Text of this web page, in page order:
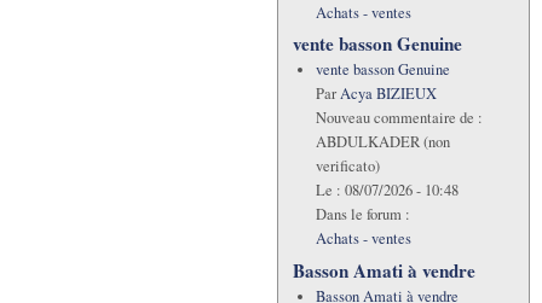
Achats - ventes
vente basson Genuine
vente basson Genuine
ParAcya BIZIEUX
Nouveau commentaire de :
ABDULKADER (non
verificato)
Le : 08/07/2026 - 10:48
Dans le forum :
Achats - ventes
Basson Amati à vendre
Basson Amati à vendre